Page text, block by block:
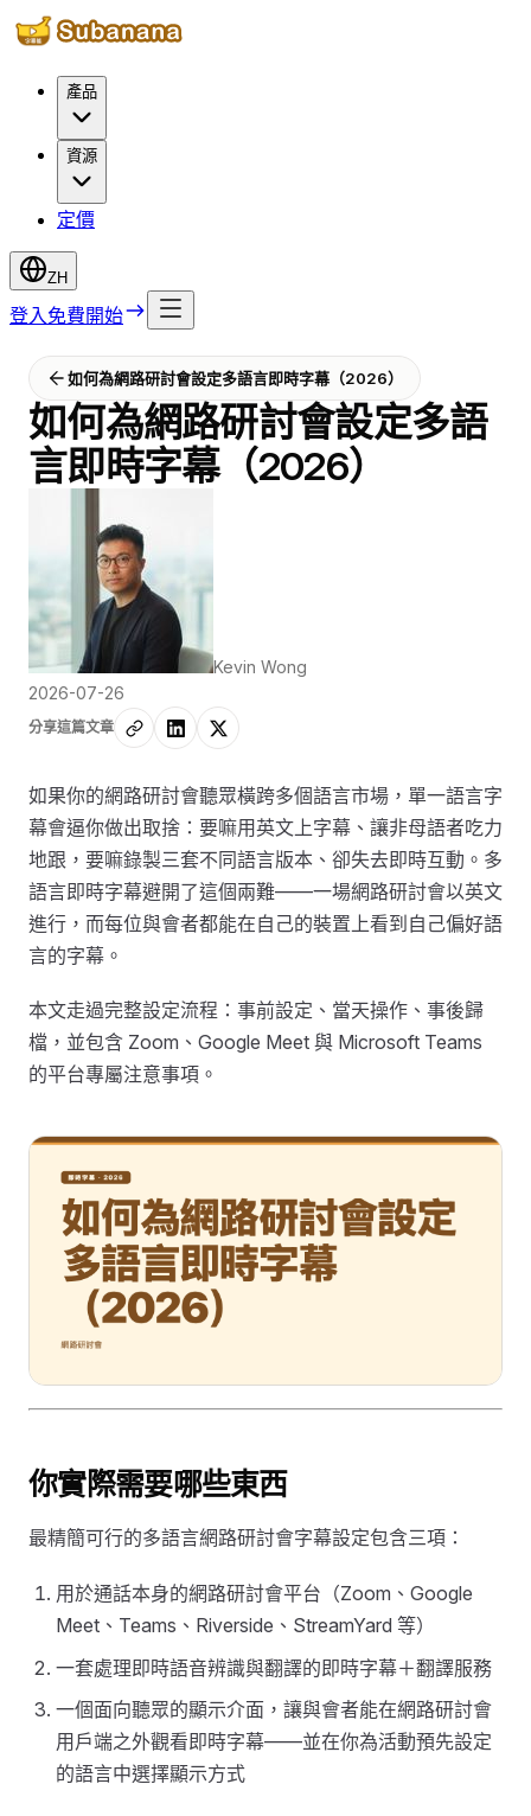
產品
資源
定價
ZH
登入 免費開始
如何為網路研討會設定多語言即時字幕（2026）
如何為網路研討會設定多語
言即時字幕（2026）
Kevin Wong
2026-07-26
分享這篇文章
如果你的網路研討會聽眾橫跨多個語言市場，單一語言字
幕會逼你做出取捨：要嘛用英文上字幕、讓非母語者吃力
地跟，要嘛錄製三套不同語言版本、卻失去即時互動。多
語言即時字幕避開了這個兩難——一場網路研討會以英文
進行，而每位與會者都能在自己的裝置上看到自己偏好語
言的字幕。
本文走過完整設定流程：事前設定、當天操作、事後歸
檔，並包含 Zoom、Google Meet 與 Microsoft Teams
的平台專屬注意事項。
你實際需要哪些東西
最精簡可行的多語言網路研討會字幕設定包含三項：
用於通話本身的網路研討會平台（Zoom、Google
Meet、Teams、Riverside、StreamYard 等）
一套處理即時語音辨識與翻譯的即時字幕＋翻譯服務
一個面向聽眾的顯示介面，讓與會者能在網路研討會
用戶端之外觀看即時字幕——並在你為活動預先設定
的語言中選擇顯示方式